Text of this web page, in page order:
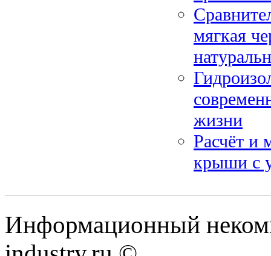
мягкая
жизни
Расчёт и
крыши с
Информационный